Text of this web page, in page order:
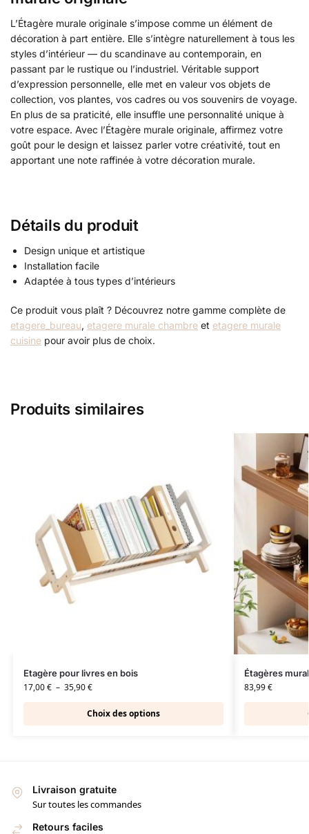
L’Étagère murale originale s’impose comme un élément de
décoration à part entière. Elle s’intègre naturellement à tous les
styles d’intérieur — du scandinave au contemporain, en
passant par le rustique ou l’industriel. Véritable support
d’expression personnelle, elle met en valeur vos objets de
collection, vos plantes, vos cadres ou vos souvenirs de voyage.
En plus de sa praticité, elle insuffle une personnalité unique à
votre espace. Avec l’Étagère murale originale, affirmez votre
goût pour le design et laissez parler votre créativité, tout en
apportant une note raffinée à votre décoration murale.
Détails du produit
Design unique et artistique
Installation facile
Adaptée à tous types d’intérieurs
Ce produit vous plaît ? Découvrez notre gamme complète de
etagere_bureau, etagere murale chambre et etagere murale
cuisine pour avoir plus de choix.
Produits similaires
Etagère pour livres en bois
17,00€ – 35,90€
Choix des options
Étagères
83,99€
Livraison gratuite
Sur toutes les commandes
Retours faciles